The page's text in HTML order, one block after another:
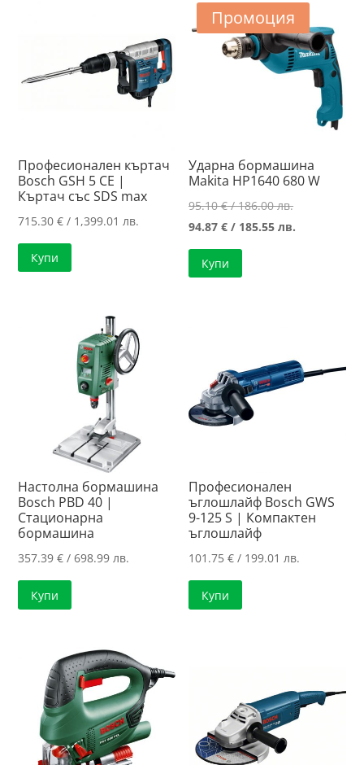
Професионален къртач
Bosch GSH 5 CE |
Къртач със SDS max
715.30€ / 1,399.01 лв.
Купи
Промоция
Ударна бормашина
Makita HP1640 680 W
95.10€/ 186.00 лв.Original
price
94.87€ / 185.55 лв.
Купи
Настолна бормашина
Bosch PBD 40 |
Стационарна
бормашина
357.39€ / 698.99 лв.
Купи
Професионален
ъглошлайф Bosch GWS
9-125 S | Компактен
ъглошлайф
101.75€ / 199.01 лв.
Купи